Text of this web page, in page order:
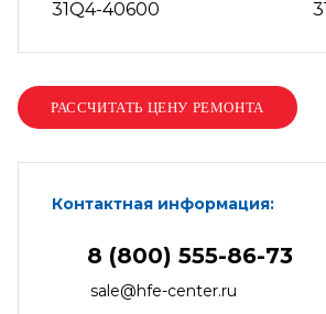
31Q4-40600
Контактная информация:
8 (800) 555-86-73
sale@hfe-center.ru